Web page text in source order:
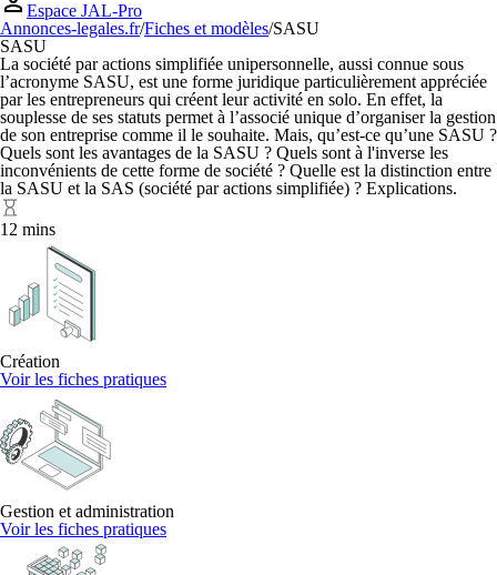
Espace JAL-Pro
Annonces-legales.fr/Fiches et modèles/SASU
SASU
La société par actions simplifiée unipersonnelle, aussi connue sous
l’acronyme SASU, est une forme juridique particulièrement appréciée
par les entrepreneurs qui créent leur activité en solo. En effet, la
souplesse de ses statuts permet à l’associé unique d’organiser la gestion
de son entreprise comme il le souhaite. Mais, qu’est-ce qu’une SASU ?
Quels sont les avantages de la SASU ? Quels sont à l'inverse les
inconvénients de cette forme de société ? Quelle est la distinction entre
la SASU et la SAS (société par actions simplifiée) ? Explications.
12 mins
Création
Voir les fiches pratiques
Gestion et administration
Voir les fiches pratiques